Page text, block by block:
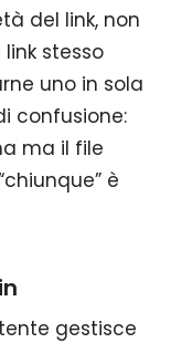
del link, non
stesso
uno in sola
confusione:
ma il file
è
gestisce